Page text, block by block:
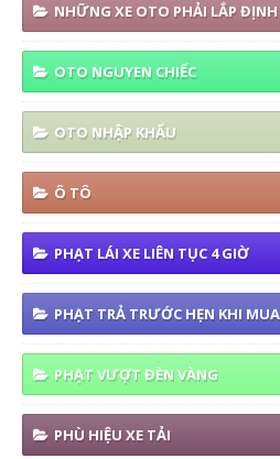
NHỮNG XE OTO PHẢI LẮP ĐỊNH
OTO NGUYEN CHIẾC
OTO NHẬP KHẨU
Ô TÔ
PHẠT LÁI XE LIÊN TỤC 4 GIỜ
PHẠT TRẢ TRƯỚC HẸN KHI
PHẠT VƯỢT ĐÈN VÀNG
PHÙ HIỆU XE TẢI